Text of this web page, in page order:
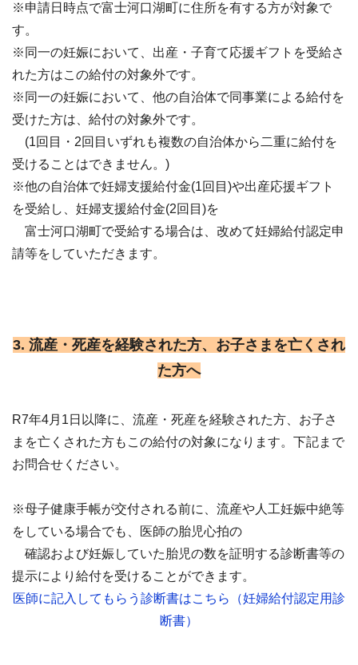
※申請日時点で富士河口湖町に住所を有する方が対象で
す。
※同一の妊娠において、出産・子育て応援ギフトを受給さ
れた方はこの給付の対象外です。
※同一の妊娠において、他の自治体で同事業による給付を
受けた方は、給付の対象外です。
(1回目・2回目いずれも複数の自治体から二重に給付を
受けることはできません。)
※他の自治体で妊婦支援給付金(1回目)や出産応援ギフト
を受給し、妊婦支援給付金(2回目)を
富士河口湖町で受給する場合は、改めて妊婦給付認定申
請等をしていただきます。
3. 流産・死産を経験された方、お子さまを亡くされ
た方へ
R7年4月1日以降に、流産・死産を経験された方、お子さ
まを亡くされた方もこの給付の対象になります。下記まで
お問合せください。
※母子健康手帳が交付される前に、流産や人工妊娠中絶等
をしている場合でも、医師の胎児心拍の
確認および妊娠していた胎児の数を証明する診断書等の
提示により給付を受けることができます。
医師に記入してもらう診断書はこちら（妊婦給付認定用診
断書）